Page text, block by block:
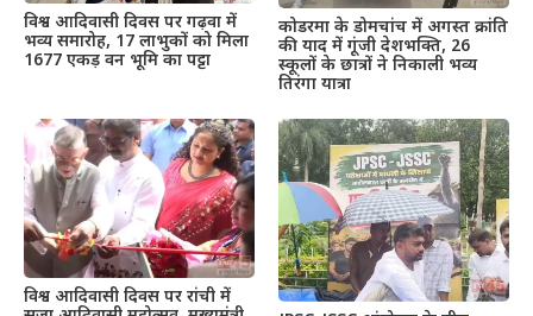
विश्व आदिवासी दिवस पर गढ़वा में
भव्य समारोह, 17 लाभुकों को मिला
1677 एकड़ वन भूमि का पट्टा
कोडरमा के डोमचांच में अगस्त क्रांति
की याद में गूंजी देशभक्ति, 26
स्कूलों के छात्रों ने निकाली भव्य
तिरंगा यात्रा
विश्व आदिवासी दिवस पर रांची में